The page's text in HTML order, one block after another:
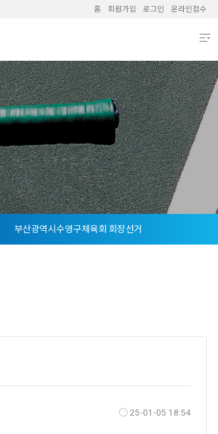
홈 회원가입 로그인 온라인접수
열기
열기
열기
열기
부산광역시수영구체육회 회장선거
25-01-05 18:54